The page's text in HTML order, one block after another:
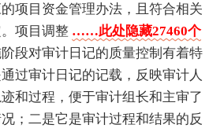
项目资金管理办法，且符合相关
项目调整 ……此处隐藏27460个
段对审计日记的质量控制有着特
过审计日记的记载，反映审计人
和过程，便于审计组长和主审了
；二是它是审计过程和结果的反